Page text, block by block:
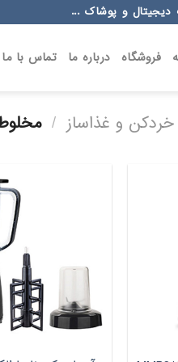
دیجیتال و پوشاک ...
فروشگاه درباره ما تماس با ما
خردکن و غذاساز /